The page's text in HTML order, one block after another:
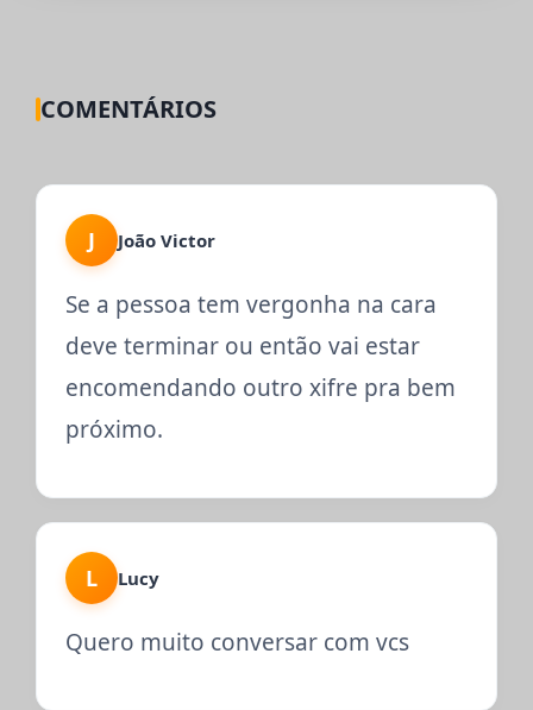
COMENTÁRIOS
J João Victor
Se a pessoa tem vergonha na cara
deve terminar ou então vai estar
encomendando outro xifre pra bem
próximo.
L Lucy
Quero muito conversar com vcs